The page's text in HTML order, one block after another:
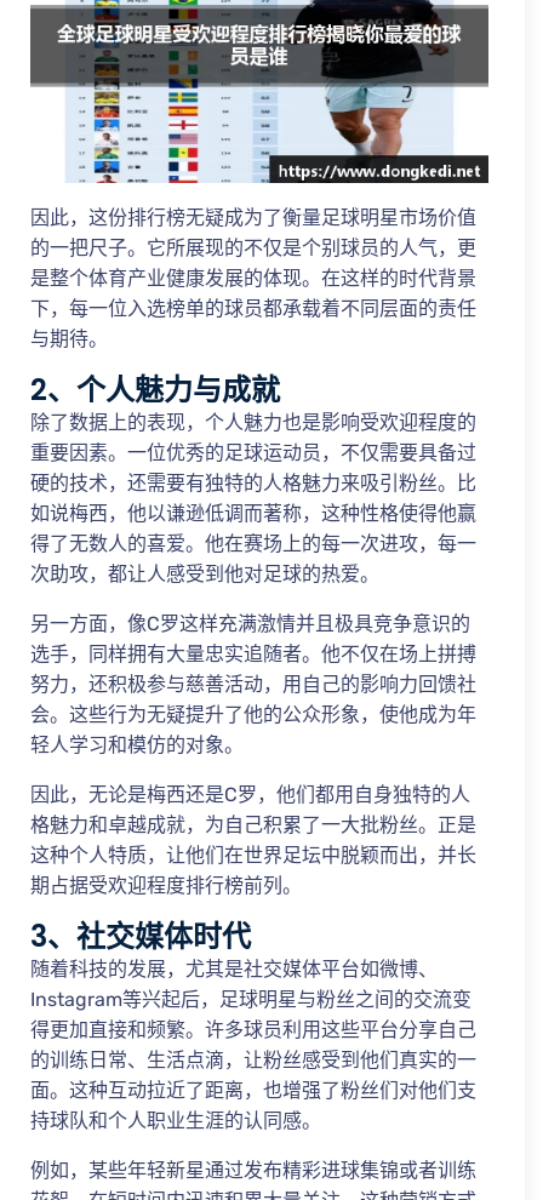
因此，这份排行榜无疑成为了衡量足球明星市场价值
的一把尺子。它所展现的不仅是个别球员的人气，更
是整个体育产业健康发展的体现。在这样的时代背景
下，每一位入选榜单的球员都承载着不同层面的责任
与期待。
2、个人魅力与成就
除了数据上的表现，个人魅力也是影响受欢迎程度的
重要因素。一位优秀的足球运动员，不仅需要具备过
硬的技术，还需要有独特的人格魅力来吸引粉丝。比
如说梅西，他以谦逊低调而著称，这种性格使得他赢
得了无数人的喜爱。他在赛场上的每一次进攻，每一
次助攻，都让人感受到他对足球的热爱。
另一方面，像C罗这样充满激情并且极具竞争意识的
选手，同样拥有大量忠实追随者。他不仅在场上拼搏
努力，还积极参与慈善活动，用自己的影响力回馈社
会。这些行为无疑提升了他的公众形象，使他成为年
轻人学习和模仿的对象。
因此，无论是梅西还是C罗，他们都用自身独特的人
格魅力和卓越成就，为自己积累了一大批粉丝。正是
这种个人特质，让他们在世界足坛中脱颖而出，并长
期占据受欢迎程度排行榜前列。
3、社交媒体时代
随着科技的发展，尤其是社交媒体平台如微博、
Instagram等兴起后，足球明星与粉丝之间的交流变
得更加直接和频繁。许多球员利用这些平台分享自己
的训练日常、生活点滴，让粉丝感受到他们真实的一
面。这种互动拉近了距离，也增强了粉丝们对他们支
持球队和个人职业生涯的认同感。
例如，某些年轻新星通过发布精彩进球集锦或者训练